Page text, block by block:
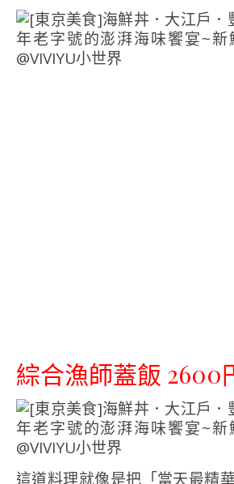
綜合漁師蓋飯 2600
這道料理就像是把「當天最精